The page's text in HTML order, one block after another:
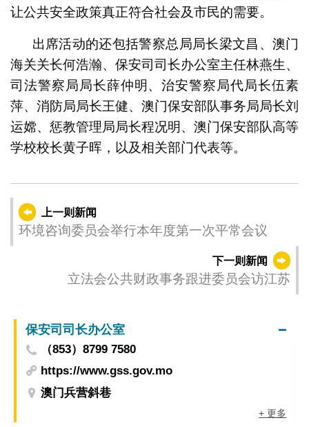
让公共安全政策真正符合社会及市民的需要。
出席活动的还包括警察总局局长梁文昌、澳门
海关关长何浩瀚、保安司司长办公室主任林燕生、
司法警察局局长薛仲明、治安警察局代局长伍素
萍、消防局局长王健、澳门保安部队事务局局长刘
运嫦、惩教管理局局长程况明、澳门保安部队高等
学校校长黄子晖，以及相关部门代表等。
上一则新闻
环境咨询委员会举行本年度第一次平常会议
下一则新闻
立法会公共财政事务跟进委员会访江苏
保安司司长办公室
（853）8799 7580
https://www.gss.gov.mo
澳门兵营斜巷
+ 更多